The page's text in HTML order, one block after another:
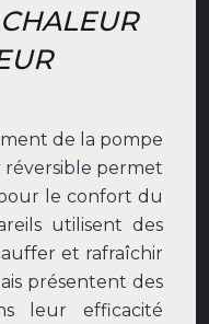
de la pompe
permet
le confort du
utilisent des
et rafraîchir
présentent des
leur efficacité